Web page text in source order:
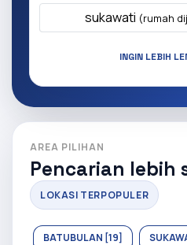
sukawati (rumah
INGIN LEBIH
AREA PILIHAN
Pencarian lebih
LOKASI TERPOPULER
BATUBULAN [19]